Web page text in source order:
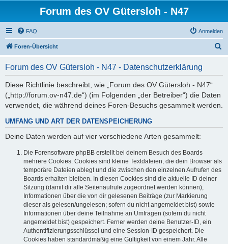
Forum des OV Gütersloh - N47
FAQ Anmelden
Foren-Übersicht
Forum des OV Gütersloh - N47 - Datenschutzerklärung
Diese Richtlinie beschreibt, wie „Forum des OV Gütersloh - N47“
(„http://forum.ov-n47.de“) (im Folgenden „der Betreiber“) die Daten
verwendet, die während deines Foren-Besuchs gesammelt werden.
UMFANG UND ART DER DATENSPEICHERUNG
Deine Daten werden auf vier verschiedene Arten gesammelt:
Die Forensoftware phpBB erstellt bei deinem Besuch des Boards
mehrere Cookies. Cookies sind kleine Textdateien, die dein Browser als
temporäre Dateien ablegt und die zwischen den einzelnen Aufrufen des
Boards erhalten bleiben. In diesen Cookies sind die aktuelle ID deiner
Sitzung (damit dir alle Seitenaufrufe zugeordnet werden können),
Informationen über die von dir gelesenen Beiträge (zur Markierung
dieser als gelesen/ungelesen; sofern du nicht angemeldet bist) sowie
Informationen über deine Teilnahme an Umfragen (sofern du nicht
angemeldet bist) gespeichert. Ferner werden deine Benutzer-ID, ein
Authentifizierungsschlüssel und eine Session-ID gespeichert. Die
Cookies haben standardmäßig eine Gültigkeit von einem Jahr. Alle